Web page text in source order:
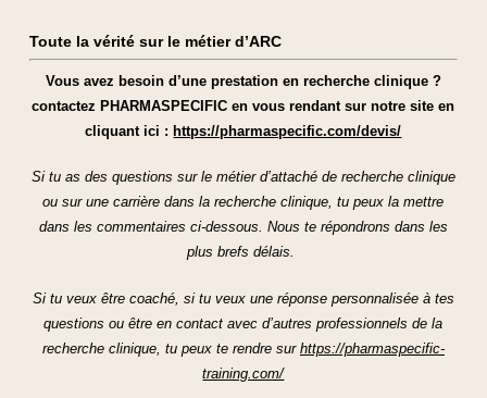
Toute la vérité sur le métier d’ARC
Vous avez besoin d’une prestation en recherche clinique ?
contactez PHARMASPECIFIC en vous rendant sur notre site en
cliquant ici : https://pharmaspecific.com/devis/
Si tu as des questions sur le métier d’attaché de recherche clinique
ou sur une carrière dans la recherche clinique, tu peux la mettre
dans les commentaires ci-dessous. Nous te répondrons dans les
plus brefs délais.
Si tu veux être coaché, si tu veux une réponse personnalisée à tes
questions ou être en contact avec d’autres professionnels de la
recherche clinique, tu peux te rendre sur https://pharmaspecific-
training.com/